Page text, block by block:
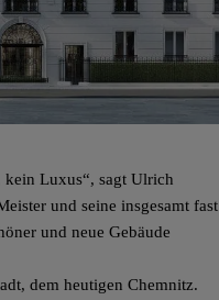
kein Luxus“, sagt Ulrich
und seine insgesamt fast
und neue Gebäude
dem heutigen Chemnitz.